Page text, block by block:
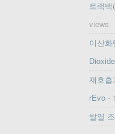
트랙
views
이산
재호흡
rEvo-
발열